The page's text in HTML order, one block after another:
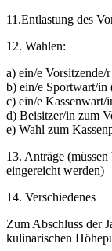
11.Entlastung des
12. Wahlen:
a) ein/e
b) ein/e Sportwart/in
c) ein/e
d) Beisitzer/in zum
e) Wahl zum
13. Anträge
eingereicht werden)
14. Verschiedenes
Zum Abschluss der
kulinarischen